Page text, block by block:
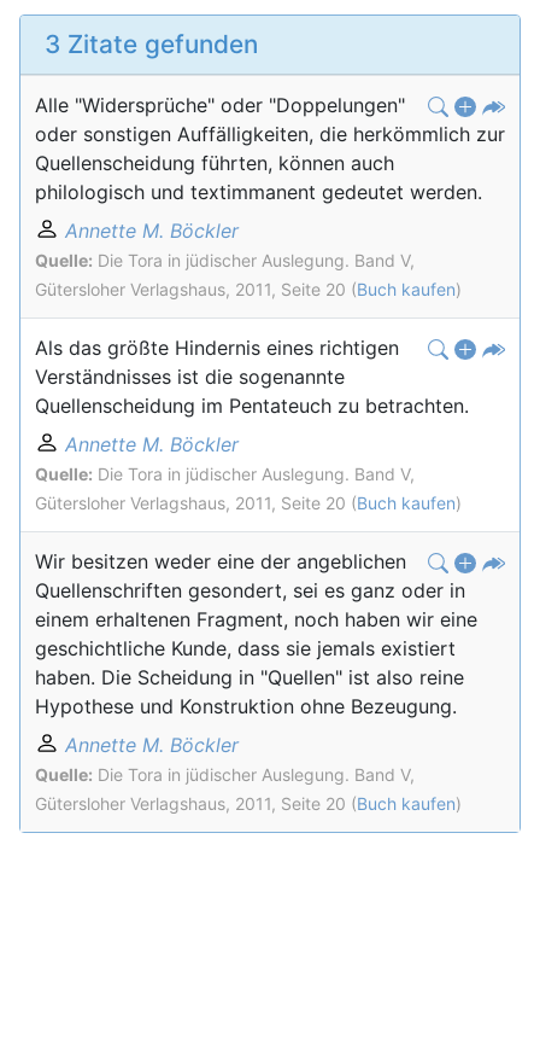
3 Zitate gefunden
Alle "Widersprüche" oder "Doppelungen"
oder sonstigen Auffälligkeiten, die herkömmlich zur
Quellenscheidung führten, können auch
philologisch und textimmanent gedeutet werden.
Annette M. Böckler
Quelle: Die Tora in jüdischer Auslegung. Band V,
Gütersloher Verlagshaus, 2011, Seite 20 (Buch kaufen)
Als das größte Hindernis eines richtigen
Verständnisses ist die sogenannte
Quellenscheidung im Pentateuch zu betrachten.
Annette M. Böckler
Quelle: Die Tora in jüdischer Auslegung. Band V,
Gütersloher Verlagshaus, 2011, Seite 20 (Buch kaufen)
Wir besitzen weder eine der angeblichen
Quellenschriften gesondert, sei es ganz oder in
einem erhaltenen Fragment, noch haben wir eine
geschichtliche Kunde, dass sie jemals existiert
haben. Die Scheidung in "Quellen" ist also reine
Hypothese und Konstruktion ohne Bezeugung.
Annette M. Böckler
Quelle: Die Tora in jüdischer Auslegung. Band V,
Gütersloher Verlagshaus, 2011, Seite 20 (Buch kaufen)